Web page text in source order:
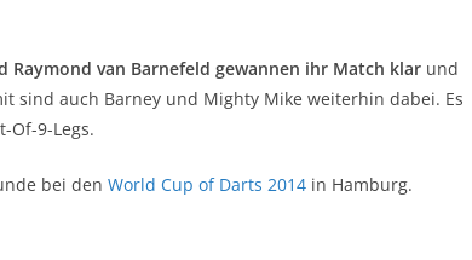
Raymond van Barnefeld gewannen ihr Match klar und
sind auch Barney und Mighty Mike weiterhin dabei. Es
Of-9-Legs.
bei den World Cup of Darts 2014 in Hamburg.